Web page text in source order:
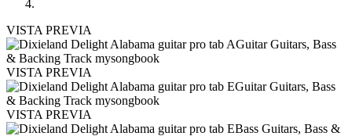
VISTA PREVIA
VISTA PREVIA
VISTA PREVIA